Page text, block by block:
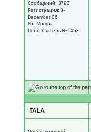
Сообщений: 3793
Регистрация: 8-
December 06
Из: Москва
Пользователь №: 453
TALA